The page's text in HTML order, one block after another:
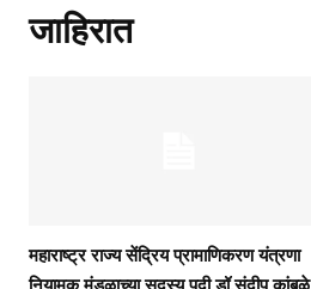
जाहिरात
महाराष्ट्र राज्य सेंद्रिय प्रामाणिकरण यंत्रणा